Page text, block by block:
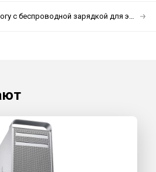
зарядкой для электромобилей